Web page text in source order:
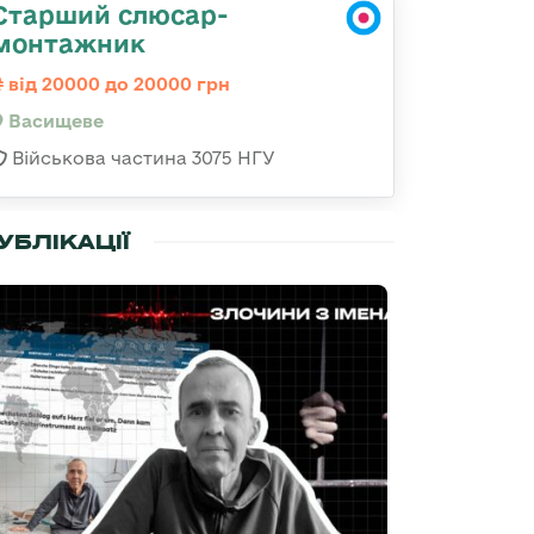
слюсар-
від 20000 до 20000 грн
Васищеве
Військова частина 3075 НГУ